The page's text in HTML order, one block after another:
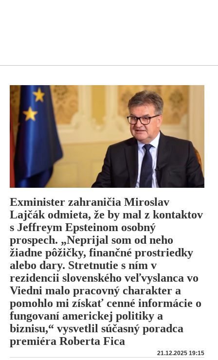
Exminister zahraničia Miroslav
Lajčák odmieta, že by mal z kontaktov
s Jeffreym Epsteinom osobný
prospech. „Neprijal som od neho
žiadne pôžičky, finančné prostriedky
alebo dary. Stretnutie s ním v
rezidencii slovenského veľvyslanca vo
Viedni malo pracovný charakter a
pomohlo mi získať cenné informácie o
fungovaní americkej politiky a
biznisu,“ vysvetlil súčasný poradca
premiéra Roberta Fica
21.12.2025 19:15